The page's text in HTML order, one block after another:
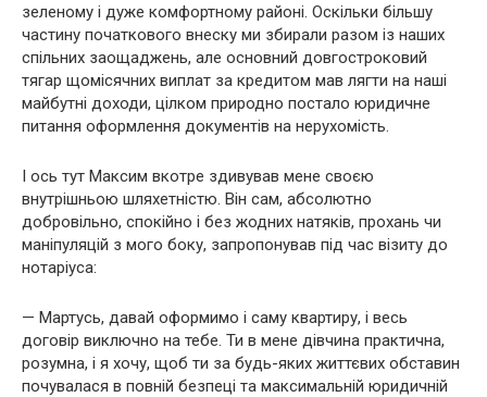
зеленому і дуже комфортному районі. Оскільки більшу
частину початкового внеску ми збирали разом із наших
спільних заощаджень, але основний довгостроковий
тягар щомісячних виплат за кредитом мав лягти на наші
майбутні доходи, цілком природно постало юридичне
питання оформлення документів на нерухомість.
І ось тут Максим вкотре здивував мене своєю
внутрішньою шляхетністю. Він сам, абсолютно
добровільно, спокійно і без жодних натяків, прохань чи
маніпуляцій з мого боку, запропонував під час візиту до
нотаріуса:
— Мартусь, давай оформимо і саму квартиру, і весь
договір виключно на тебе. Ти в мене дівчина практична,
розумна, і я хочу, щоб ти за будь-яких життєвих обставин
почувалася в повній безпеці та максимальній юридичній